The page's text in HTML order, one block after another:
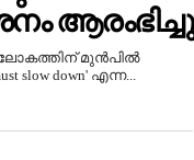
ആരംഭിച്ചു
ലോകത്തിന് മുൻപിൽ
slow down' എന്ന...